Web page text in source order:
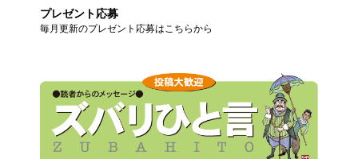
プレゼント応募
毎月更新のプレゼント応募はこちらから